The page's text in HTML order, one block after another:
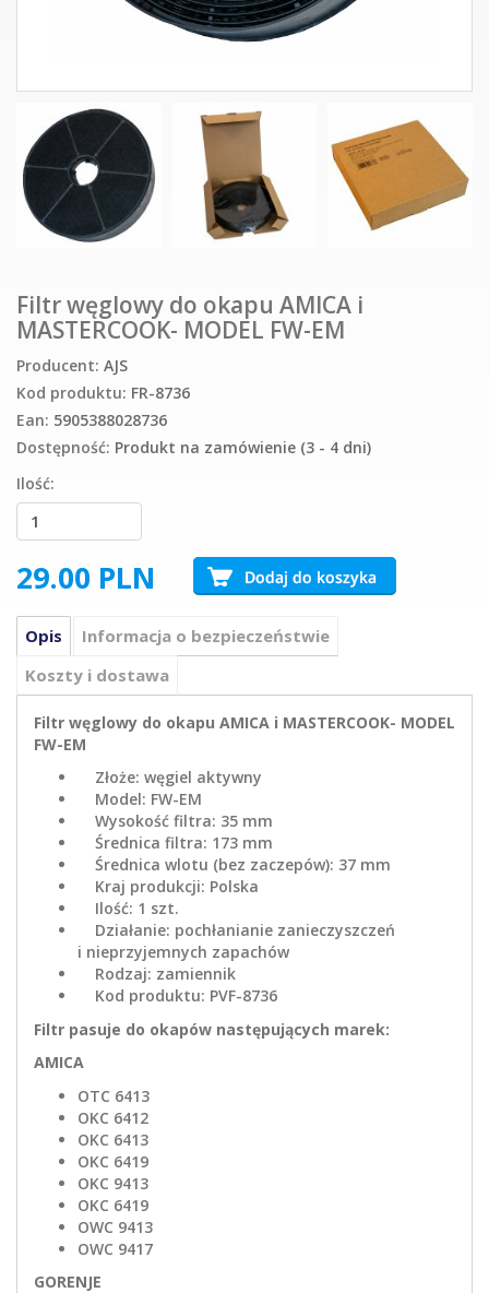
Filtr węglowy do okapu AMICA i
MASTERCOOK- MODEL FW-EM
Producent: AJS
Kod produktu: FR-8736
Ean: 5905388028736
Dostępność: Produkt na zamówienie (3 - 4 dni)
Ilość:
29.00 PLN
Opis
Informacja o bezpieczeństwie
Koszty i dostawa
Filtr węglowy do okapu AMICA i MASTERCOOK- MODEL
FW-EM
Złoże: węgiel aktywny
Model: FW-EM
Wysokość filtra: 35 mm
Średnica filtra: 173 mm
Średnica wlotu (bez zaczepów): 37 mm
Kraj produkcji: Polska
Ilość: 1 szt.
Działanie: pochłanianie zanieczyszczeń
i nieprzyjemnych zapachów
Rodzaj: zamiennik
Kod produktu: PVF-8736
Filtr pasuje do okapów następujących marek:
AMICA
OTC 6413
OKC 6412
OKC 6413
OKC 6419
OKC 9413
OKC 6419
OWC 9413
OWC 9417
GORENJE